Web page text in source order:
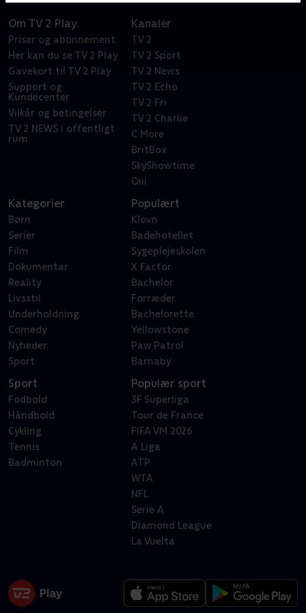
Om TV 2 Play
Priser og abonnement
Her kan du se TV 2 Play
Gavekort til TV 2 Play
Support og
Kundecenter
Vilkår og betingelser
TV 2 NEWS i offentligt
rum
Kanaler
TV 2
TV 2 Sport
TV 2 News
TV 2 Echo
TV 2 Fri
TV 2 Charlie
C More
BritBox
SkyShowtime
Oiii
Kategorier
Børn
Serier
Film
Dokumentar
Reality
Livsstil
Underholdning
Comedy
Nyheder
Sport
Populært
Klovn
Badehotellet
Sygeplejeskolen
X Factor
Bachelor
Forræder
Bachelorette
Yellowstone
Paw Patrol
Barnaby
Sport
Fodbold
Håndbold
Cykling
Tennis
Badminton
Populær sport
3F Superliga
Tour de France
FIFA VM 2026
A Liga
ATP
WTA
NFL
Serie A
Diamond League
La Vuelta